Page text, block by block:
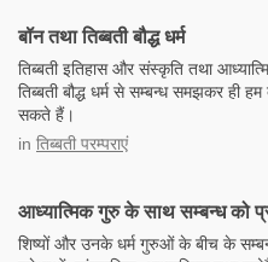
बॉन तथा तिब्बती बौद्ध धर्म
तिब्बती इतिहास और संस्कृति तथा
तिब्बती बौद्ध धर्म से सम्बन्ध समझकर ही
सकते हैं।
in तिब्बती परम्पराएं
आध्यात्मिक गुरु के साथ सम्बन्ध को
शिष्यों और उनके धर्म गुरुओं के बीच के